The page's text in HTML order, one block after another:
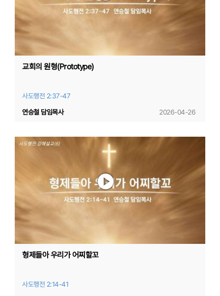
교회의 원형(Prototype)
사도행전 2:37-47
2026-04-26
연승철 담임목사
형제들아 우리가 어찌할꼬
사도행전 2:14-41